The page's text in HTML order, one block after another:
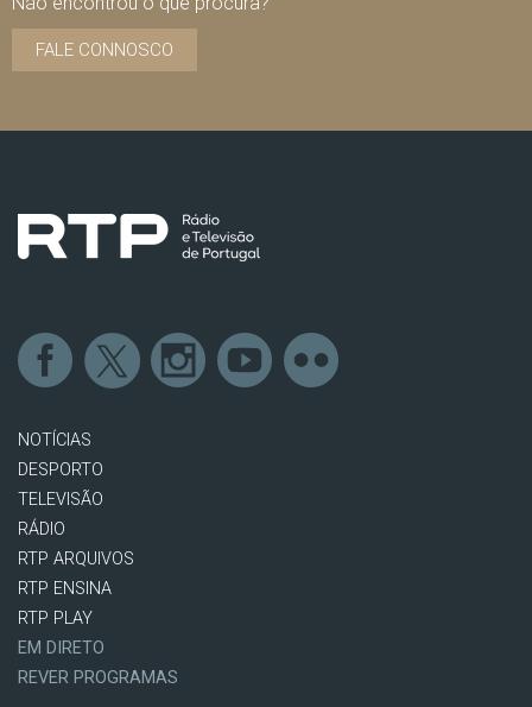
FALE CONNOSCO
NOTÍCIAS
DESPORTO
TELEVISÃO
RÁDIO
RTP ARQUIVOS
RTP ENSINA
RTP PLAY
EM DIRETO
REVER PROGRAMAS